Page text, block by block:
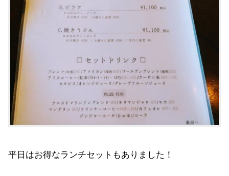
平日はお得なランチセットもありました！